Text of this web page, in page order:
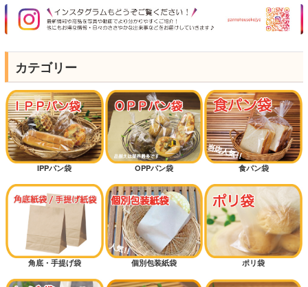
カテゴリー
IPPパン袋 OPPパン袋 食パン袋
角底・手提げ袋 個別包装紙袋 ポリ袋